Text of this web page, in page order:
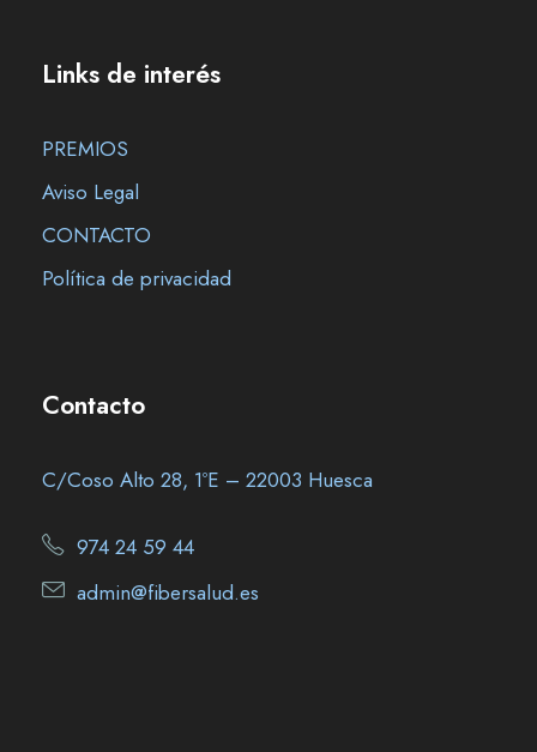
Links de interés
PREMIOS
Aviso Legal
CONTACTO
Política de privacidad
Contacto
C/Coso Alto 28, 1ºE – 22003 Huesca
974 24 59 44
admin@fibersalud.es